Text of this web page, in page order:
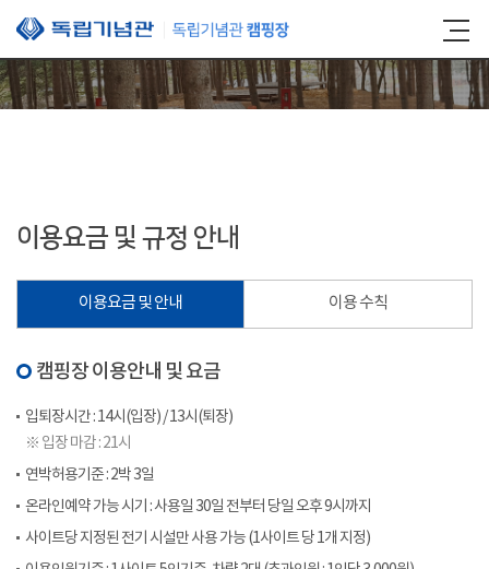
본문 바로가기
이용요금 및 규정 안내
이용요금 및 안내 이용 수칙
캠핑장 이용안내 및 요금
입퇴장시간 : 14시(입장) / 13시(퇴장)
※ 입장 마감 : 21시
연박허용기준 : 2박 3일
온라인예약 가능 시기 : 사용일 30일 전부터 당일 오후 9시까지
사이트당 지정된 전기 시설만 사용 가능 (1사이트 당 1개 지정)